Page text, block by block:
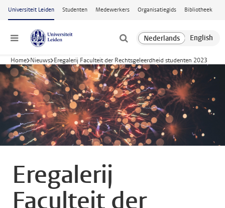
Ga naar hoofdinhoud
Universiteit Leiden Studenten Medewerkers Organisatiegids Bibliotheek
Menu
Home Nieuws Eregalerij Faculteit der Rechtsgeleerdheid studenten 2023
Eregalerij
Faculteit der